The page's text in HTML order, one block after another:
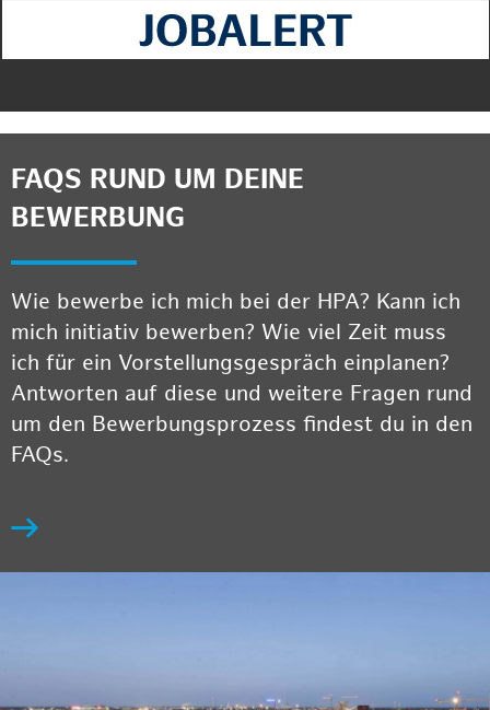
FAQS RUND UM DEINE
BEWERBUNG
Wie bewerbe ich mich bei der HPA? Kann ich
mich initiativ bewerben? Wie viel Zeit muss
ich für ein Vorstellungsgespräch einplanen?
Antworten auf diese und weitere Fragen rund
um den Bewerbungsprozess findest du in den
FAQs.